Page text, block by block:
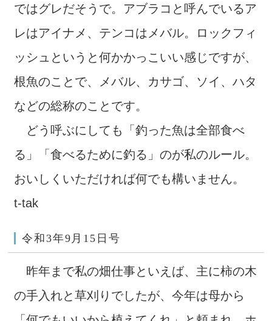
ではグレだそうで。アブラコと呼んでいるア
レはアイナメ、テンコはメバル。ロックフィ
ッシュというと何かかっこいい感じですが、
根魚のことで、メバル、カサゴ、ソイ、ハタ
などの総称のことです。
どう呼ぶにしても「釣った魚は全部食べ
る」「食べるために釣る」のが私のルール。
おいしくいただければ何でも構いません。
t-tak
令和3年9月15日号
昨年まで私の畑仕事といえば、主に柿の木
の手入れと草刈りでしたが、今年は母から